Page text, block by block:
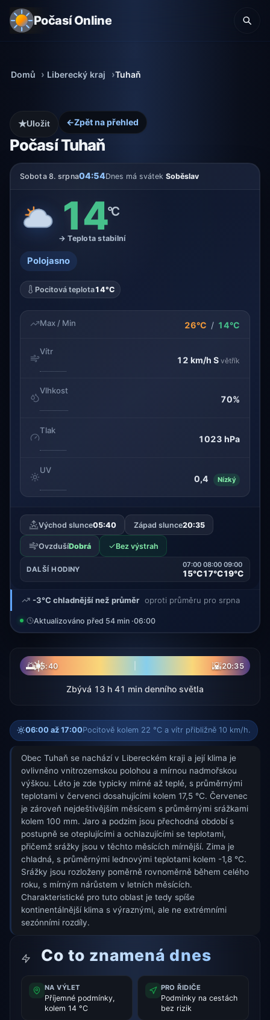
Počasí Online
Domů Liberecký kraj Tuhaň
←Zpět na přehled
Počasí Tuhaň
★Uložit
Sobota 8. srpna04:54Dnes má svátek Soběslav
14°C
→ Teplota stabilní
Polojasno
Pocitová teplota14°C
Max / Min 26°C / 14°C
Vítr
12 km/h S větřík
Vlhkost
70%
Tlak
1023 hPa
UV
0,4 Nízký
Východ slunce05:40 Západ slunce20:35
OvzdušíDobrá ✓Bez výstrah
DALŠÍ HODINY
07:00
15°C
08:00
17°C
09:00
19°C
-3°C chladnější než průměr oproti průměru pro srpna
Aktualizováno před 54 min ·06:00
🌅05:40
☀ 🌇20:35
Zbývá 13 h 41 min denního světla
06:00 až 17:00Pocitově kolem 22 °C a vítr přibližně 10 km/h.
Obec Tuhaň se nachází v Libereckém kraji a její klima je
ovlivněno vnitrozemskou polohou a mírnou nadmořskou
výškou. Léto je zde typicky mírné až teplé, s průměrnými
teplotami v červenci dosahujícími kolem 17,5 °C. Červenec
je zároveň nejdeštivějším měsícem s průměrnými srážkami
kolem 100 mm. Jaro a podzim jsou přechodná období s
postupně se oteplujícími a ochlazujícími se teplotami,
přičemž srážky jsou v těchto měsících mírnější. Zima je
chladná, s průměrnými lednovými teplotami kolem -1,8 °C.
Srážky jsou rozloženy poměrně rovnoměrně během celého
roku, s mírným nárůstem v letních měsících.
Charakteristické pro tuto oblast je tedy spíše
kontinentálnější klima s výraznými, ale ne extrémními
sezónními rozdíly.
Co to znamená dnes
NA VÝLET
Příjemné podmínky,
kolem 14 °C
PRO ŘIDIČE
Podmínky na cestách
bez rizik